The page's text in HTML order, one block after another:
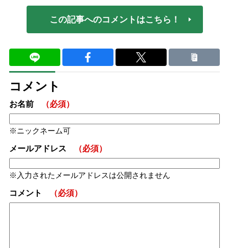
この記事へのコメントはこちら！
コメント
お名前 （必須）
ニックネーム可
メールアドレス （必須）
入力されたメールアドレスは公開されません
コメント （必須）